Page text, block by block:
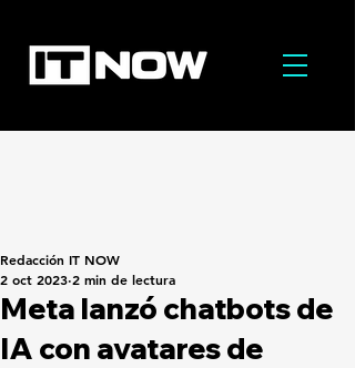
Meta lanzó chatbots de
IA con avatares de
Redacción IT NOW
2 oct 2023 2 min de lectura